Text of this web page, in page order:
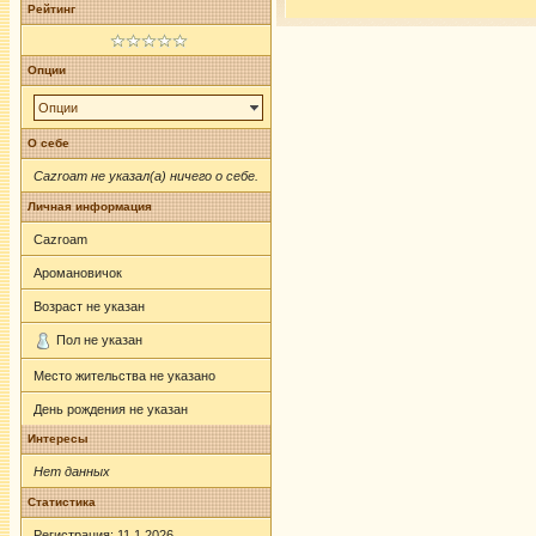
Рейтинг
Опции
Опции
О себе
Cazroam не указал(а) ничего о себе.
Личная информация
Cazroam
Аромановичок
Возраст не указан
Пол не указан
Место жительства не указано
День рождения не указан
Интересы
Нет данных
Статистика